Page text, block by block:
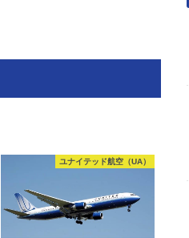
ユナイテッド航空（UA）